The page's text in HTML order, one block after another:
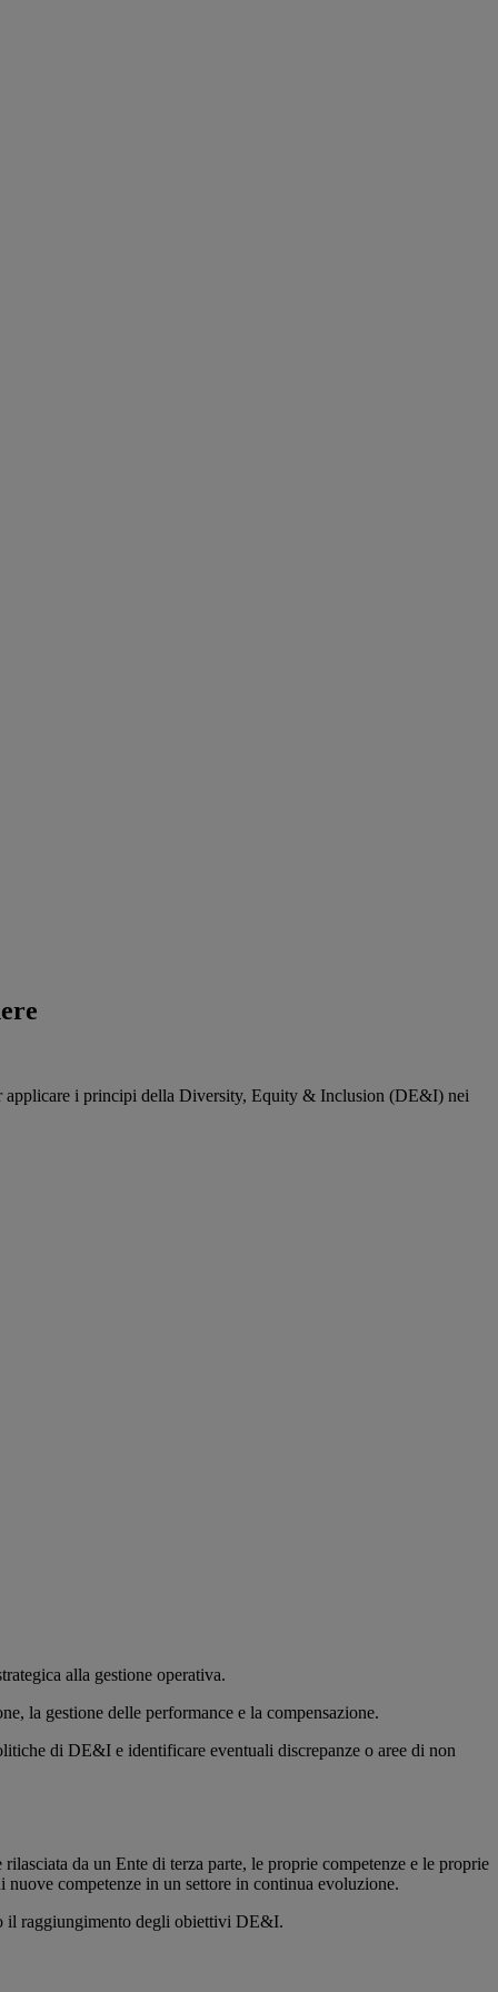
applicare i principi della Diversity, Equity & Inclusion (DE&I) nei
alla gestione operativa.
la gestione delle performance e la compensazione.
di DE&I e identificare eventuali discrepanze o aree di non
da un Ente di terza parte, le proprie competenze e le proprie
competenze in un settore in continua evoluzione.
il raggiungimento degli obiettivi DE&I.